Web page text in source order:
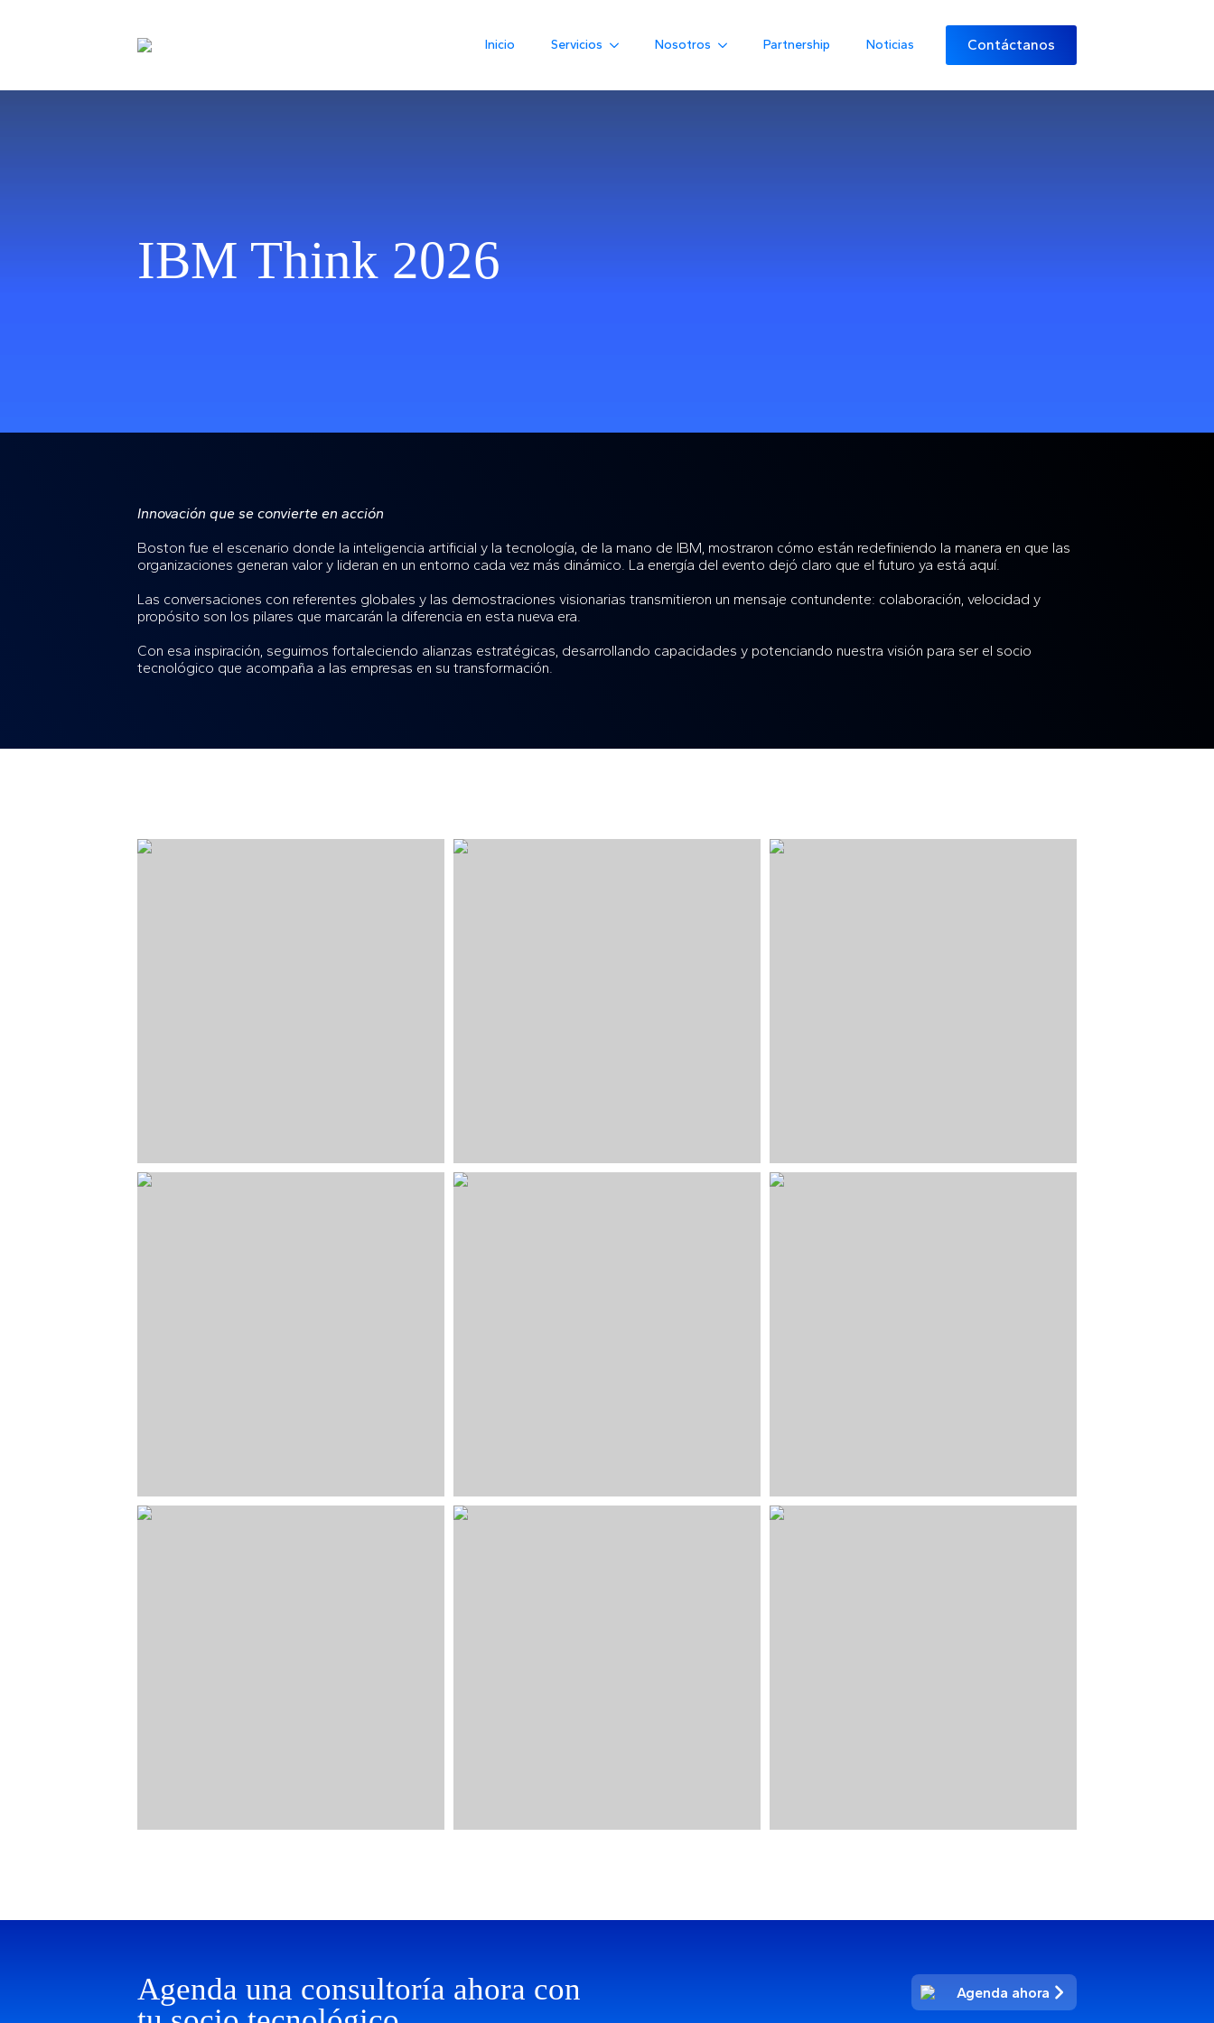
Inicio Servicios Nosotros Partnership Noticias Contáctanos
IBM Think 2026
Innovación que se convierte en acción
Boston fue el escenario donde la inteligencia artificial y la tecnología, de la mano de IBM, mostraron cómo están redefiniendo la manera en que las
organizaciones generan valor y lideran en un entorno cada vez más dinámico. La energía del evento dejó claro que el futuro ya está aquí.
Las conversaciones con referentes globales y las demostraciones visionarias transmitieron un mensaje contundente: colaboración, velocidad y
propósito son los pilares que marcarán la diferencia en esta nueva era.
Con esa inspiración, seguimos fortaleciendo alianzas estratégicas, desarrollando capacidades y potenciando nuestra visión para ser el socio
tecnológico que acompaña a las empresas en su transformación.
Agenda una consultoría ahora con
Agenda ahora